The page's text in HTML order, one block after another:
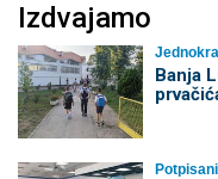
Izdvajamo
Banja